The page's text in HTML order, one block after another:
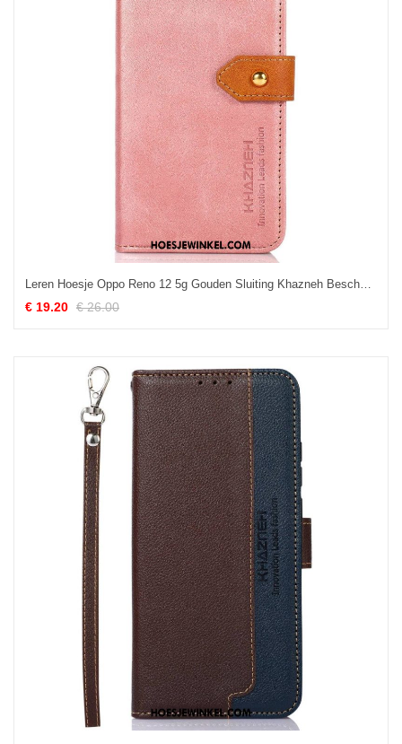
Leren Hoesje Oppo Reno 12 5g Gouden Sluiting Khazneh Bescherming Hoesje
€ 19.20 € 26.00